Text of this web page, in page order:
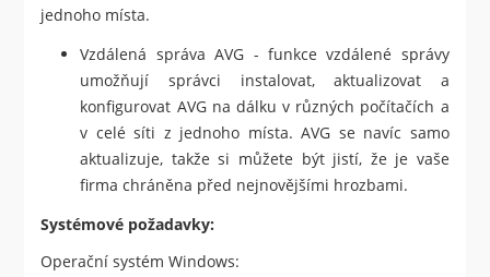
jednoho místa.
Vzdálená správa AVG - funkce vzdálené správy
umožňují správci instalovat, aktualizovat a
konfigurovat AVG na dálku v různých počítačích a
v celé síti z jednoho místa. AVG se navíc samo
aktualizuje, takže si můžete být jistí, že je vaše
firma chráněna před nejnovějšími hrozbami.
Systémové požadavky:
Operační systém Windows: